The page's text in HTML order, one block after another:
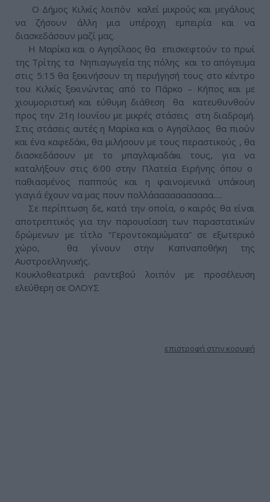
Ο Δήμος Κιλκίς λοιπόν καλεί μικρούς και μεγάλους
να ζήσουν άλλη μια υπέροχη εμπειρία και να
διασκεδάσουν μαζί μας.
Η Μαρίκα και ο Αγησίλαος θα επισκεφτούν το πρωί
της Τρίτης τα Νηπιαγωγεία της πόλης και το απόγευμα
στις 5:15 θα ξεκινήσουν τη περιήγησή τους στο κέντρο
του Κιλκίς ξεκινώντας από το Πάρκο – Κήπος και με
χιουμοριστική και εύθυμη διάθεση θα κατευθυνθούν
προς την 21η Ιουνίου με μικρές στάσεις στη διαδρομή.
Στις στάσεις αυτές η Μαρίκα και ο Αγησίλαος θα πιούν
και ένα καφεδάκι, θα μιλήσουν με τους περαστικούς , θα
διασκεδάσουν με το μπαγλαμαδάκι τους, για να
καταλήξουν στις 6:00 στην Πλατεία Ειρήνης όπου ο
παθιασμένος παππούς και η φαινομενικά υπάκουη
γιαγιά έχουν να μας πουν πολλάααααααααααα.....
Σε περίπτωση δε, κατά την οποία, ο καιρός θα είναι
αποτρεπτικός για την παρουσίαση των παραστατικών
δρώμενων με τίτλο “Γεροντοκαμώματα” σε εξωτερικό
χώρο, θα γίνουν στην Καπναποθήκη της
Αυστροελληνικής.
Κουκλοθεατρικά ραντεβού λοιπόν με προσέλευση
ελεύθερη σε ΟΛΟΥΣ
επιστροφή στην κορυφή